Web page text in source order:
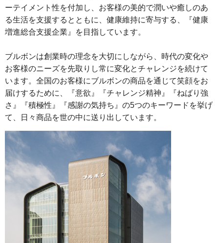
ーテイメント性を付加し、お客様の美的で潤いや癒しのあ
る生活を支援するとともに、健康維持に寄与する、『健康
増進総合支援企業』を目指しています。
ブルボンは創業時の理念を大切にしながら、時代の変化や
お客様のニーズを先取りし常に変化とチャレンジを続けて
います。全国のお客様にブルボンの商品を通じて笑顔をお
届けするために、『意欲』『チャレンジ精神』『ねばり強
さ』『積極性』『感謝の気持ち』の5つのキーワードを挙げ
て、日々商品を世の中に送り出しています。